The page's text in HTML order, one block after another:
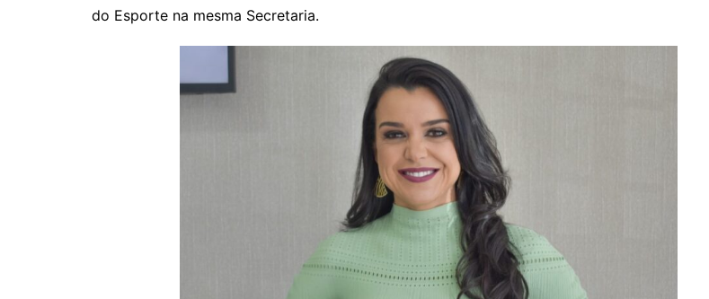
do Esporte na mesma Secretaria.